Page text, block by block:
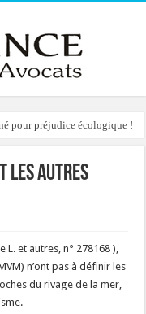
pour préjudice écologique !
les autres
L. et autres, n° 278168 ),
n’ont pas à définir les
du rivage de la mer,